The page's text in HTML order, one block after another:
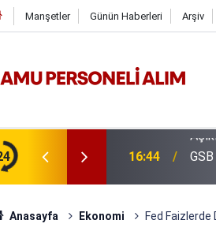
Manşetler Günün Haberleri Arşiv
Çiftçi Süreci
16:44
Anasayfa Ekonomi Fed Faizlerde